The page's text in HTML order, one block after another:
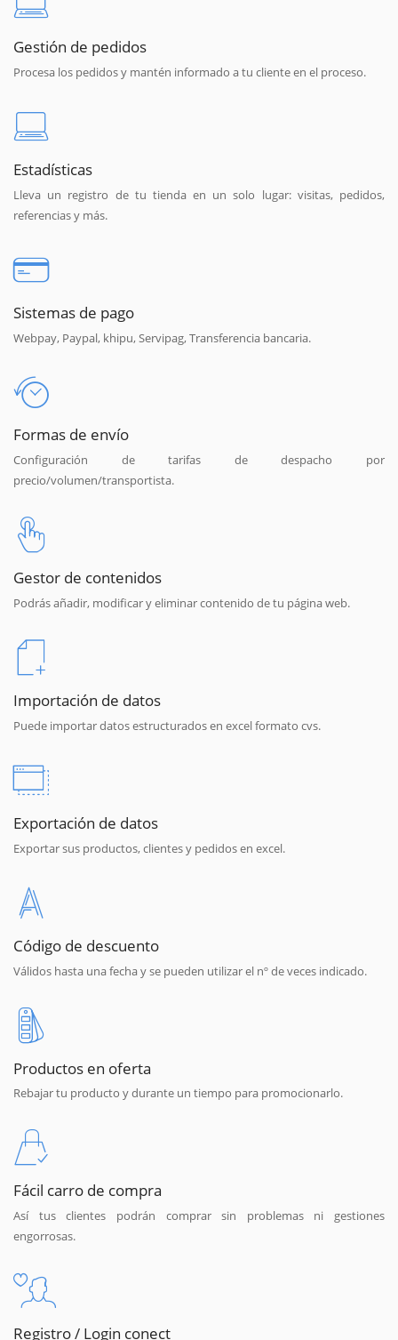
Gestión de pedidos
Procesa los pedidos y mantén informado a tu cliente en el proceso.
Estadísticas
Lleva un registro de tu tienda en un solo lugar: visitas, pedidos,
referencias y más.
Sistemas de pago
Webpay, Paypal, khipu, Servipag, Transferencia bancaria.
Formas de envío
Configuración de tarifas de despacho por
precio/volumen/transportista.
Gestor de contenidos
Podrás añadir, modificar y eliminar contenido de tu página web.
Importación de datos
Puede importar datos estructurados en excel formato cvs.
Exportación de datos
Exportar sus productos, clientes y pedidos en excel.
Código de descuento
Válidos hasta una fecha y se pueden utilizar el nº de veces indicado.
Productos en oferta
Rebajar tu producto y durante un tiempo para promocionarlo.
Fácil carro de compra
Así tus clientes podrán comprar sin problemas ni gestiones
engorrosas.
Registro / Login conect